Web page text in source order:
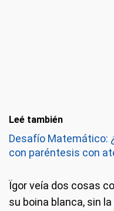
Leé también
Desafío Matemático:
con paréntesis con
Ïgor veía dos cosas
su boina blanca, sin